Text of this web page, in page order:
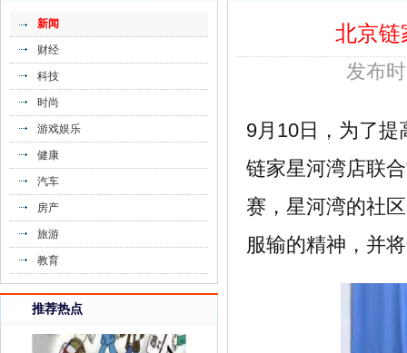
新闻
财经
科技
时尚
游戏娱乐
健康
汽车
房产
旅游
教育
推荐热点
《生肖贺岁酒扛鼎之作——勇士的荣耀十
北京链
发布
9月10日，为了
链家星河湾店联
赛，星河湾的社
服输的精神，并